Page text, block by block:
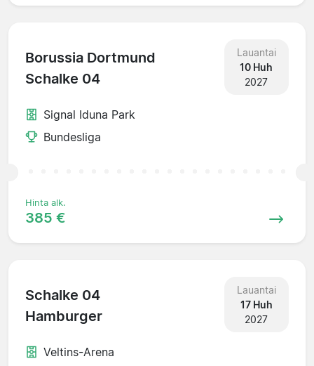
Borussia Dortmund
Schalke 04
Lauantai
10 Huh
2027
Signal Iduna Park
Bundesliga
Hinta alk.
385 €
Schalke 04
Hamburger
Lauantai
17 Huh
2027
Veltins-Arena